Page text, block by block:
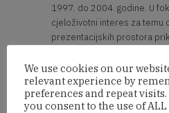
1997. do 2004. godine. U
cjeloživotni interes za temu
prezentacijskih prostora
izložbe i videozapisi
(urednica: dr. sc. Iva Ceraj).
We use cookies on our
relevant experience by
preferences and repeat visits.
you consent to the use of